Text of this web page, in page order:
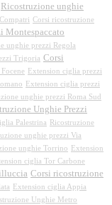
Ricostruzione unghie
Corsi ricostruzione
Montespaccato
unghie prezzi Regola
Trigoria Corsi
Extension ciglia prezzi
Extension ciglia prezzi
unghie prezzi Roma Sud
Unghie Prezzi
Palestrina
Ricostruzione
unghie prezzi Via
unghie Torrino
Extension
ciglia Tor Carbone
Corsi ricostruzione
Extension ciglia Appia
Unghie Metro